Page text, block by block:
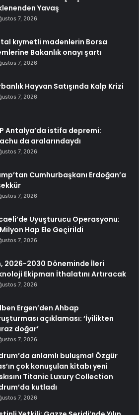
Yavaş
7, 2026
kıymetli madenlerin Borsa
Bakanlık onayı şartı
7, 2026
Hayvan Satışında Kalp Krizi
7, 2026
Antalya’da istifa depremi:
da aralarındaydı
7, 2026
Cumhurbaşkanı Erdoğan’a
7, 2026
Uyuşturucu Operasyonu:
Milyon Hap Ele Geçirildi
7, 2026
2026-2030 Döneminde İleri
Ekipman İthalatını Artıracak
7, 2026
Ergen’den Ahbap
açıklaması: ‘İyilikten
doğar’
7, 2026
anlamlı buluşma! Özgür
çok konuşulan kitabı yeni
Titanic Luxury Collection
kutladı
7, 2026